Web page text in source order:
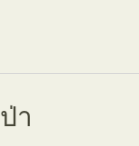
า